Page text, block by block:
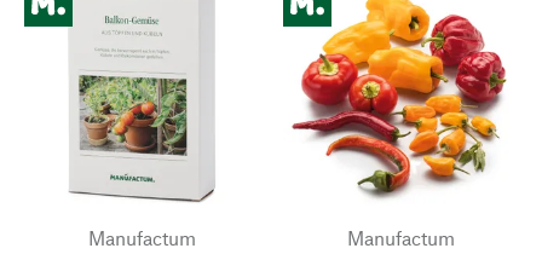
Manufactum
Manufactum